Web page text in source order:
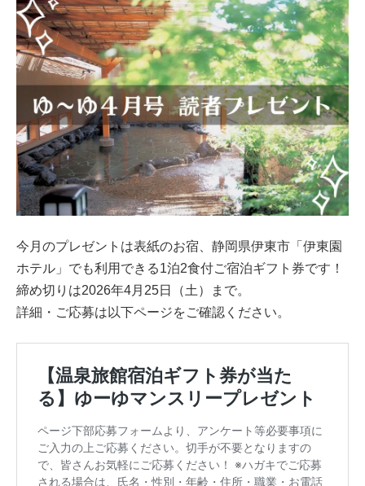
今月のプレゼントは表紙のお宿、静岡県伊東市「伊東園
ホテル」でも利用できる1泊2食付ご宿泊ギフト券です！
締め切りは2026年4月25日（土）まで。
詳細・ご応募は以下ページをご確認ください。